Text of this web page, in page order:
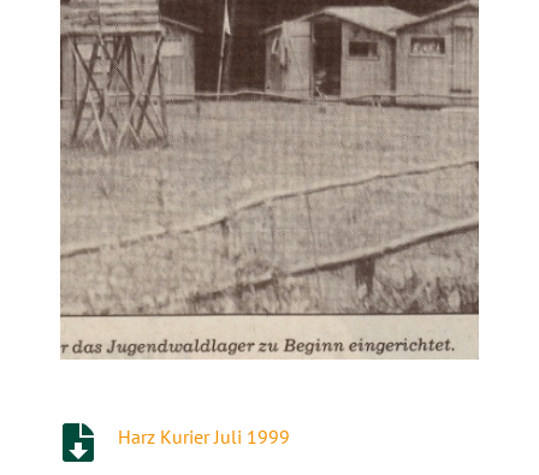
Harz Kurier Juli 1999